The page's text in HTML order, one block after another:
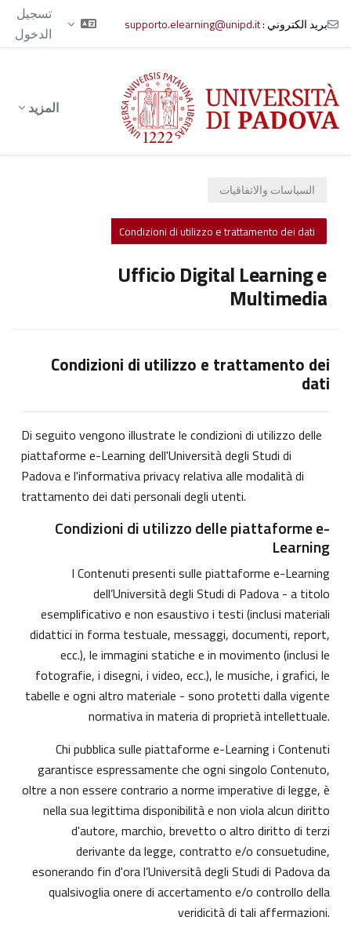
بريد الكتروني :supporto.elearning@unipd.it
تسجيل
الدخول
المزيد
السياسات والاتفاقيات
Condizioni di utilizzo e trattamento dei dati
Ufficio Digital Learning e
Multimedia
Condizioni di utilizzo e trattamento dei
dati
Di seguito vengono illustrate le condizioni di utilizzo delle
piattaforme e-Learning dell'Università degli Studi di
Padova e l'informativa privacy relativa alle modalità di
trattamento dei dati personali degli utenti.
Condizioni di utilizzo delle piattaforme e-
Learning
I Contenuti presenti sulle piattaforme e-Learning
dell’Università degli Studi di Padova - a titolo
esemplificativo e non esaustivo i testi (inclusi materiali
didattici in forma testuale, messaggi, documenti, report,
ecc.), le immagini statiche e in movimento (inclusi le
fotografie, i disegni, i video, ecc.), le musiche, i grafici, le
tabelle e ogni altro materiale - sono protetti dalla vigente
normativa in materia di proprietà intellettuale.
Chi pubblica sulle piattaforme e-Learning i Contenuti
garantisce espressamente che ogni singolo Contenuto,
oltre a non essere contrario a norme imperative di legge, è
nella sua legittima disponibilità e non viola alcun diritto
d'autore, marchio, brevetto o altro diritto di terzi
derivante da legge, contratto e/o consuetudine,
esonerando fin d'ora l’Università degli Studi di Padova da
qualsivoglia onere di accertamento e/o controllo della
veridicità di tali affermazioni.